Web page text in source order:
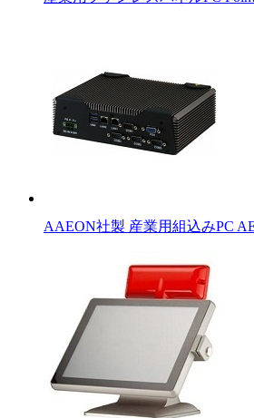
AAEON社製 産業用組込みPC